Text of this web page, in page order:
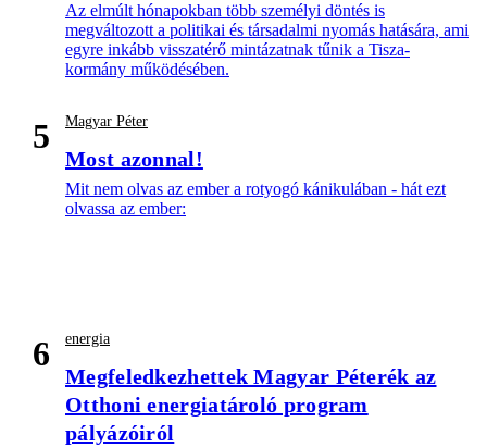
Az elmúlt hónapokban több személyi döntés is
megváltozott a politikai és társadalmi nyomás hatására, ami
egyre inkább visszatérő mintázatnak tűnik a Tisza-
kormány működésében.
5 Magyar Péter
Most azonnal!
Mit nem olvas az ember a rotyogó kánikulában - hát ezt
olvassa az ember:
6 energia
Megfeledkezhettek Magyar Péterék az
Otthoni energiatároló program
pályázóiról